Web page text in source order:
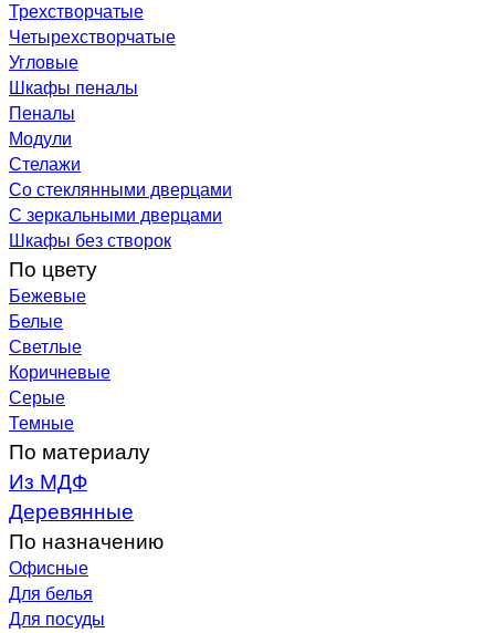
Трехстворчатые
Четырехстворчатые
Угловые
Шкафы пеналы
Пеналы
Модули
Стелажи
Со стеклянными дверцами
С зеркальными дверцами
Шкафы без створок
По цвету
Бежевые
Белые
Светлые
Коричневые
Серые
Темные
По материалу
Из МДФ
Деревянные
По назначению
Офисные
Для белья
Для посуды